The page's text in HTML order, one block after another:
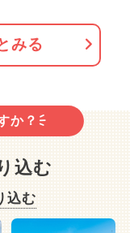
みる
か？
込む
込む